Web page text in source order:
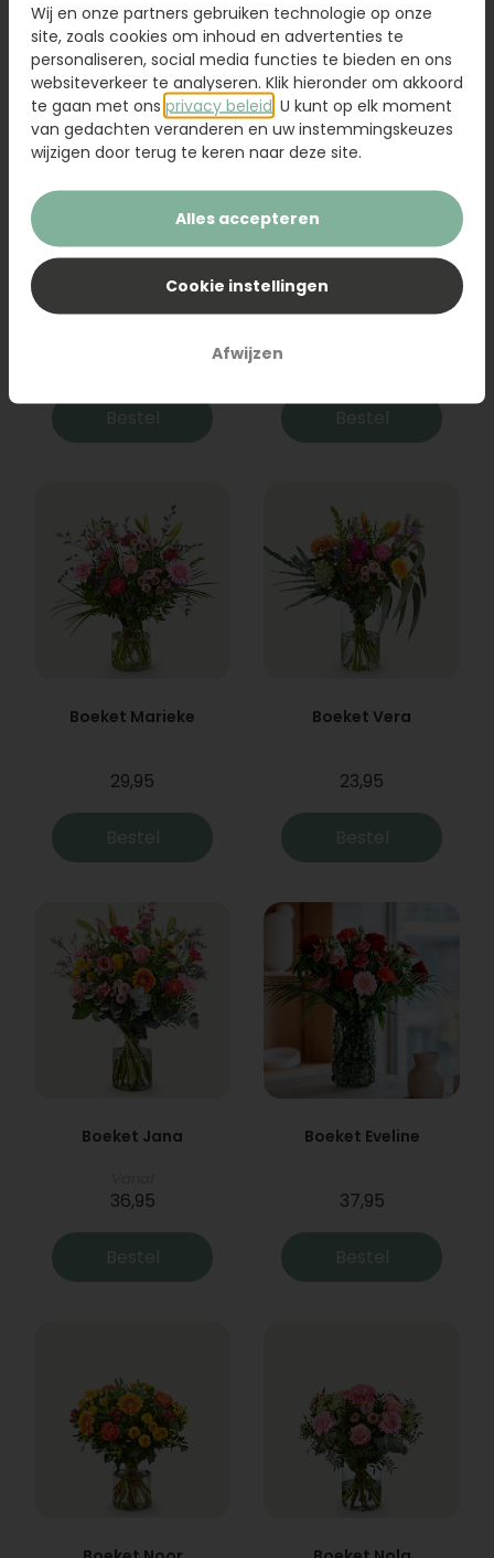
Boeket Raya
Bestel
Sanseveria
Bestel
Boeket Marieke
29,95
Bestel
Boeket Vera
23,95
Bestel
Boeket Jana
36,95
Bestel
Boeket Eveline
37,95
Bestel
Wij en onze partners gebruiken technologie op onze
site, zoals cookies om inhoud en advertenties te
personaliseren, social media functies te bieden en ons
websiteverkeer te analyseren. Klik hieronder om akkoord
te gaan met ons privacy beleid . U kunt op elk moment
van gedachten veranderen en uw instemmingskeuzes
wijzigen door terug te keren naar deze site.
Alles accepteren
Cookie instellingen
Afwijzen